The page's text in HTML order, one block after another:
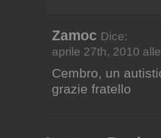
Zamoc Dice:
aprile 27th, 2010
Cembro, un
grazie fratello